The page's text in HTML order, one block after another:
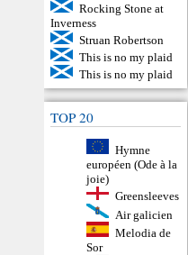
Rocking Stone at
Inverness
Struan Robertson
This is no my plaid
This is no my plaid
TOP 20
Hymne
européen (Ode à la
joie)
Greensleeves
Air galicien
Melodia de
Sor